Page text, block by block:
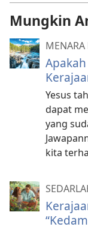
Mungkin
MENARA
Yesus
dapat
yang
kita